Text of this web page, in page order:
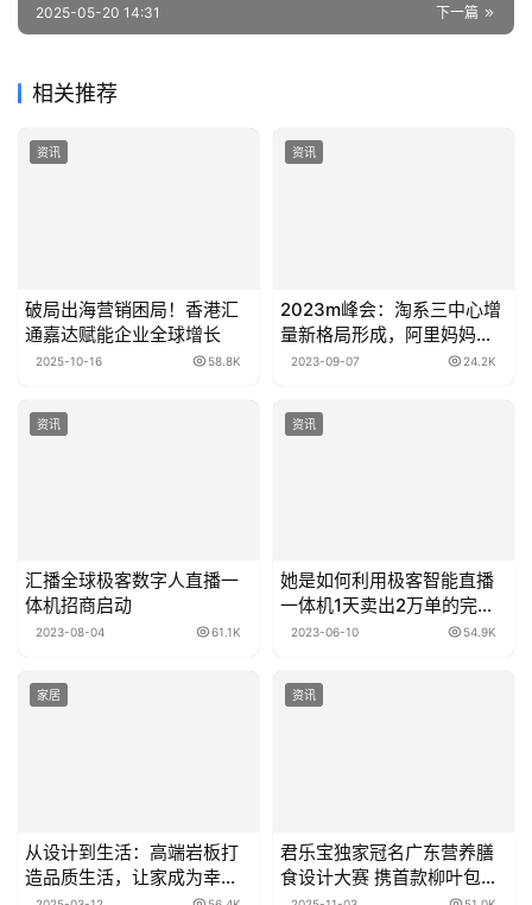
下一篇
2025-05-20 14:31
相关推荐
资讯
破局出海营销困局！香港汇
通嘉达赋能企业全球增长
2025-10-16 58.8K
资讯
2023m峰会：淘系三中心增
量新格局形成，阿里妈妈百
灵、万相台无界版上线！
2023-09-07 24.2K
资讯
汇播全球极客数字人直播一
体机招商启动
2023-08-04 61.1K
资讯
她是如何利用极客智能直播
一体机1天卖出2万单的完美
逆变？
2023-06-10 54.9K
家居
从设计到生活：高端岩板打
造品质生活，让家成为幸福
资讯
君乐宝独家冠名广东营养膳
食设计大赛 携首款柳叶包学